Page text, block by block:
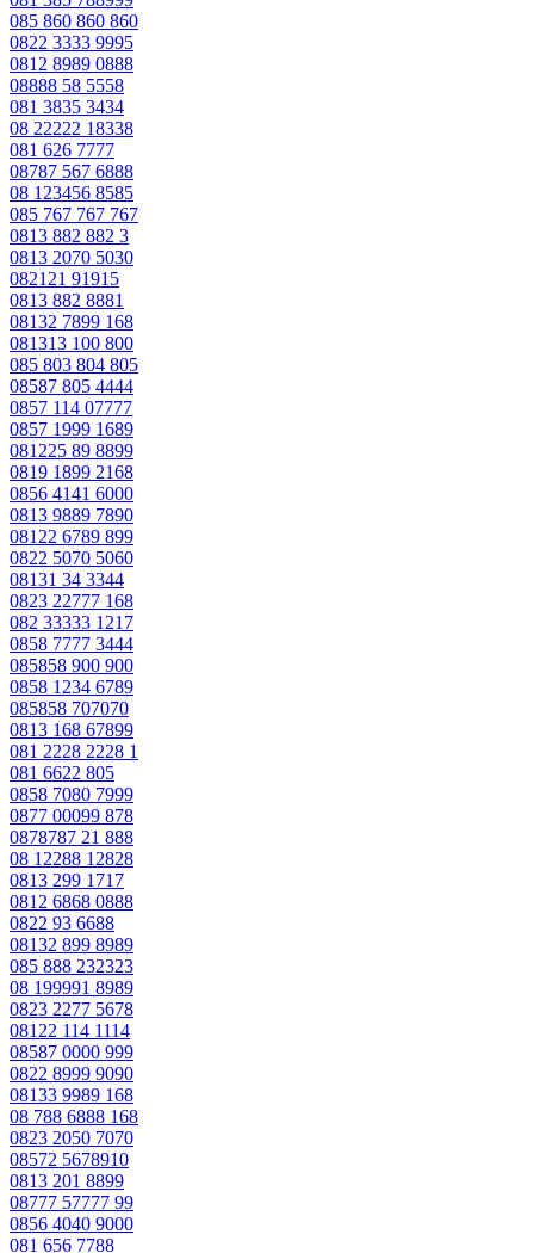
085 860 860 860
0822 3333 9995
0812 8989 0888
08888 58 5558
081 3835 3434
08 22222 18338
081 626 7777
08787 567 6888
08 123456 8585
085 767 767 767
0813 882 882 3
0813 2070 5030
082121 91915
0813 882 8881
08132 7899 168
081313 100 800
085 803 804 805
08587 805 4444
0857 114 07777
0857 1999 1689
081225 89 8899
0819 1899 2168
0856 4141 6000
0813 9889 7890
08122 6789 899
0822 5070 5060
08131 34 3344
0823 22777 168
082 33333 1217
0858 7777 3444
085858 900 900
0858 1234 6789
085858 707070
0813 168 67899
081 2228 2228 1
081 6622 805
0858 7080 7999
0877 00099 878
0878787 21 888
08 12288 12828
0813 299 1717
0812 6868 0888
0822 93 6688
08132 899 8989
085 888 232323
08 199991 8989
0823 2277 5678
08122 114 1114
08587 0000 999
0822 8999 9090
08133 9989 168
08 788 6888 168
0823 2050 7070
08572 5678910
0813 201 8899
08777 57777 99
0856 4040 9000
081 656 7788